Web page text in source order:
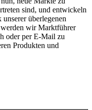
sind, und entwickeln
überlegenen
wir Marktführer
oder per E-Mail zu
Produkten und